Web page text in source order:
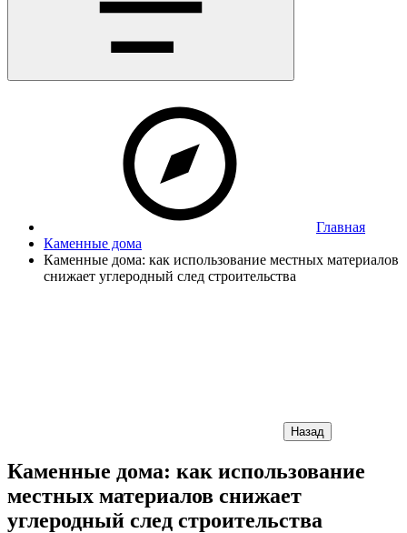
Главная
Каменные дома
Каменные дома: как использование местных материалов
снижает углеродный след строительства
Назад
Каменные дома: как использование
местных материалов снижает
углеродный след строительства